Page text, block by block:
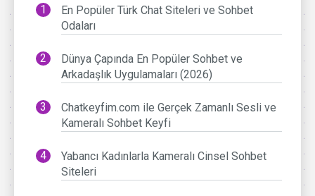
En Popüler Türk Chat Siteleri ve Sohbet
Odaları
Dünya Çapında En Popüler Sohbet ve
Arkadaşlık Uygulamaları (2026)
Chatkeyfim.com ile Gerçek Zamanlı Sesli ve
Kameralı Sohbet Keyfi
Yabancı Kadınlarla Kameralı Cinsel Sohbet
Siteleri